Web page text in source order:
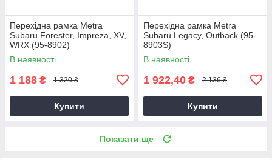
Перехідна рамка Metra
Subaru Forester, Impreza, XV,
WRX (95-8902)
В наявності
1 188 ₴ 1 320 ₴
Купити
Перехідна рамка Metra
Subaru Legacy, Outback (95-
8903S)
В наявності
1 922,40 ₴ 2 136 ₴
Купити
Показати ще